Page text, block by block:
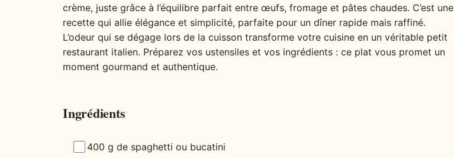
crème, juste grâce à l’équilibre parfait entre œufs, fromage et pâtes chaudes. C’est une
recette qui allie élégance et simplicité, parfaite pour un dîner rapide mais raffiné.
L’odeur qui se dégage lors de la cuisson transforme votre cuisine en un véritable petit
restaurant italien. Préparez vos ustensiles et vos ingrédients : ce plat vous promet un
moment gourmand et authentique.
Ingrédients
400 g de spaghetti ou bucatini